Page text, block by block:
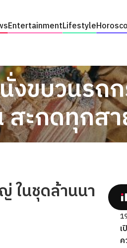
EntertainmentLifestyle
งขบวนรถ
สะกดทุกส
ในชุดล้านนา